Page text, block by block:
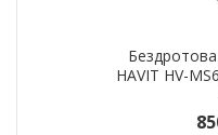
HAVIT HV-